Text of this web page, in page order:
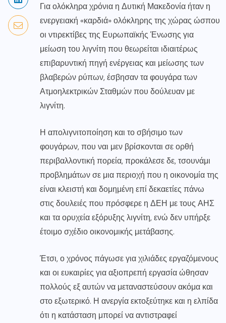
Για ολόκληρα χρόνια η Δυτική Μακεδονία ήταν η
ενεργειακή «καρδιά» ολόκληρης της χώρας ώσπου
οι ντιρεκτίβες της Ευρωπαϊκής Ένωσης για
μείωση του λιγνίτη που θεωρείται ιδιαιτέρως
επιβαρυντική πηγή ενέργειας και μείωσης των
βλαβερών ρύπων, έσβησαν τα φουγάρα των
Ατμοηλεκτρικών Σταθμών που δούλευαν με
λιγνίτη.
Η απολιγνιτοποίηση και το σβήσιμο των
φουγάρων, που ναι μεν βρίσκονται σε ορθή
περιβαλλοντική πορεία, προκάλεσε δε, τσουνάμι
προβλημάτων σε μια περιοχή που η οικονομία της
είναι κλειστή και δομημένη επί δεκαετίες πάνω
στις δουλειές που πρόσφερε η ΔΕΗ με τους ΑΗΣ
και τα ορυχεία εξόρυξης λιγνίτη, ενώ δεν υπήρξε
έτοιμο σχέδιο οικονομικής μετάβασης.
Έτσι, ο χρόνος πάγωσε για χιλιάδες εργαζόμενους
και οι ευκαιρίες για αξιοπρεπή εργασία ώθησαν
πολλούς εξ αυτών να μεταναστεύσουν ακόμα και
στο εξωτερικό. Η ανεργία εκτοξεύτηκε και η ελπίδα
ότι η κατάσταση μπορεί να αντιστραφεί